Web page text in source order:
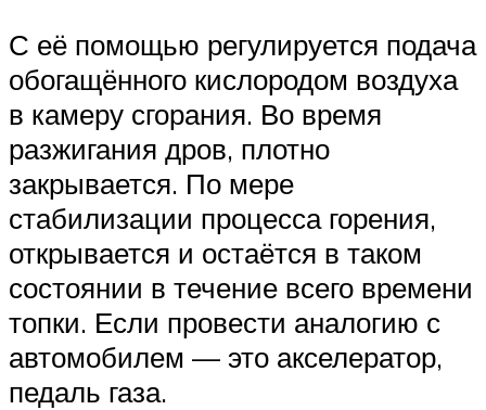
С её помощью регулируется подача
обогащённого кислородом воздуха
в камеру сгорания. Во время
разжигания дров, плотно
закрывается. По мере
стабилизации процесса горения,
открывается и остаётся в таком
состоянии в течение всего времени
топки. Если провести аналогию с
автомобилем — это акселератор,
педаль газа.